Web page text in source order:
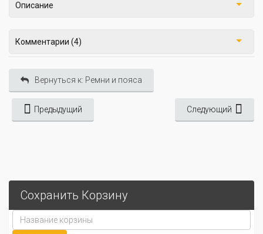
Описание
Комментарии (4)
Вернуться к: Ремни и пояса
Предыдущий Следующий
Сохранить Корзину